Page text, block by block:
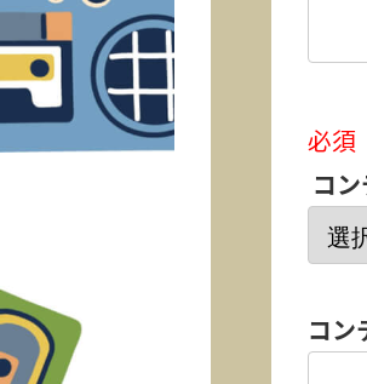
必須
コ
コン